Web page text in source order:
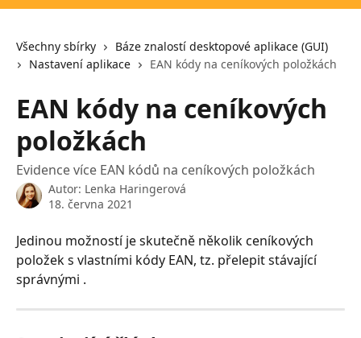
Všechny sbírky
Báze znalostí desktopové aplikace (GUI)
Nastavení aplikace
EAN kódy na ceníkových položkách
EAN kódy na ceníkových
položkách
Evidence více EAN kódů na ceníkových položkách
Autor: Lenka Haringerová
18. června 2021
Jedinou možností je skutečně několik ceníkových
položek s vlastními kódy EAN, tz. přelepit stávající
správnými .